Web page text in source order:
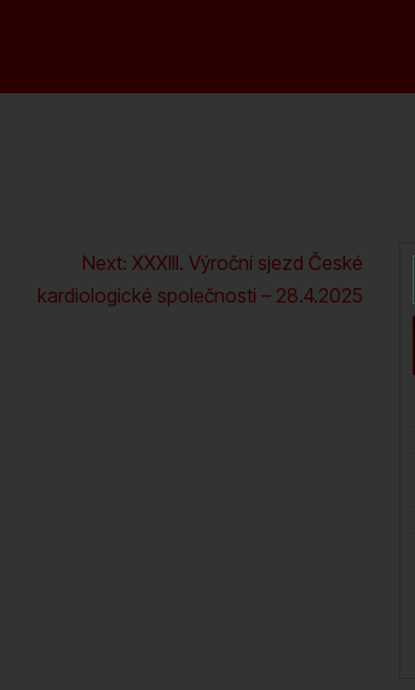
Next: XXXIII. Výroční sjezd České
kardiologické společnosti – 28.4.2025